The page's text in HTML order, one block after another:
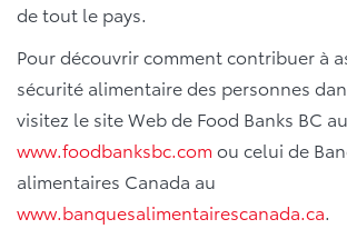
de tout le pays.
Pour découvrir comment contribuer à
sécurité alimentaire des personnes
visitez le site Web de Food Banks BC au
www.foodbanksbc.com ou celui de
alimentaires Canada au
www.banquesalimentairescanada.ca.